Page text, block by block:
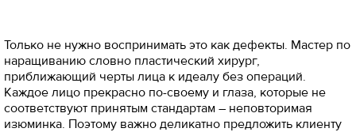
Только не нужно воспринимать это как дефекты. Мастер по
наращиванию словно пластический хирург,
приближающий черты лица к идеалу без операций.
Каждое лицо прекрасно по-своему и глаза, которые не
соответствуют принятым стандартам – неповторимая
изюминка. Поэтому важно деликатно предложить клиенту